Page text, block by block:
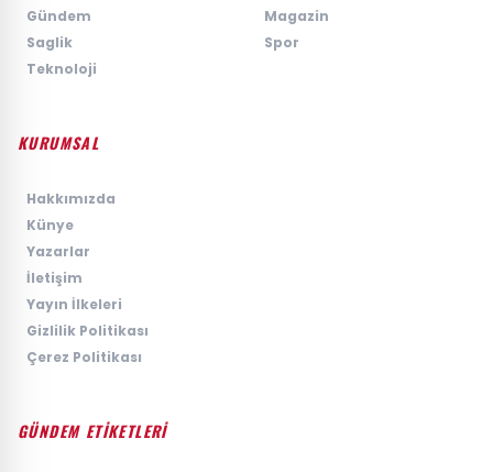
Gündem
Magazin
Saglik
Spor
Teknoloji
KURUMSAL
Hakkımızda
Künye
Yazarlar
İletişim
Yayın İlkeleri
Gizlilik Politikası
Çerez Politikası
GÜNDEM ETİKETLERİ